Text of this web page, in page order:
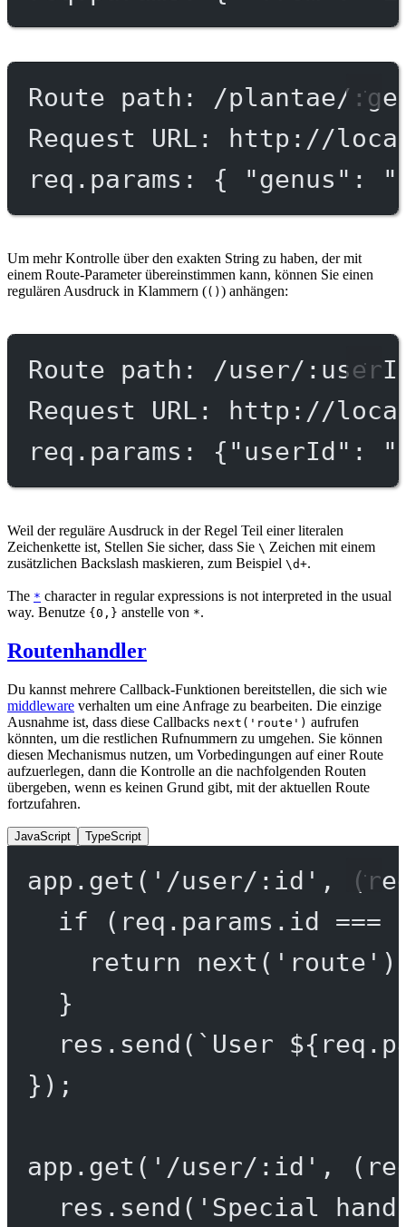
Route path: /plantae/
Request URL: http://
req.params: { "genus":
Um mehr Kontrolle über den exakten String zu haben, der mit
einem Route-Parameter übereinstimmen kann, können Sie einen
regulären Ausdruck in Klammern (() ) anhängen:
Route path: /user/
Request URL: http://
req.params: {"userId":
Weil der reguläre Ausdruck in der Regel Teil einer literalen
Zeichenkette ist, Stellen Sie sicher, dass Sie \ Zeichen mit einem
zusätzlichen Backslash maskieren, zum Beispiel \d+.
The * character in regular expressions is not interpreted in the usual
way. Benutze {0,} anstelle von *.
Routenhandler
Du kannst mehrere Callback-Funktionen bereitstellen, die sich wie
middleware verhalten um eine Anfrage zu bearbeiten. Die einzige
Ausnahme ist, dass diese Callbacks next('route') aufrufen
könnten, um die restlichen Rufnummern zu umgehen. Sie können
diesen Mechanismus nutzen, um Vorbedingungen auf einer Route
aufzuerlegen, dann die Kontrolle an die nachfolgenden Routen
übergeben, wenn es keinen Grund gibt, mit der aktuellen Route
fortzufahren.
JavaScript TypeScript
app. get ( '/user/:id' , (
if (req.params.id ===
return
next ( 'route'
}
res. send ( `User ${ req .
});
app. get ( '/user/:id' , (
res. send ( 'Special